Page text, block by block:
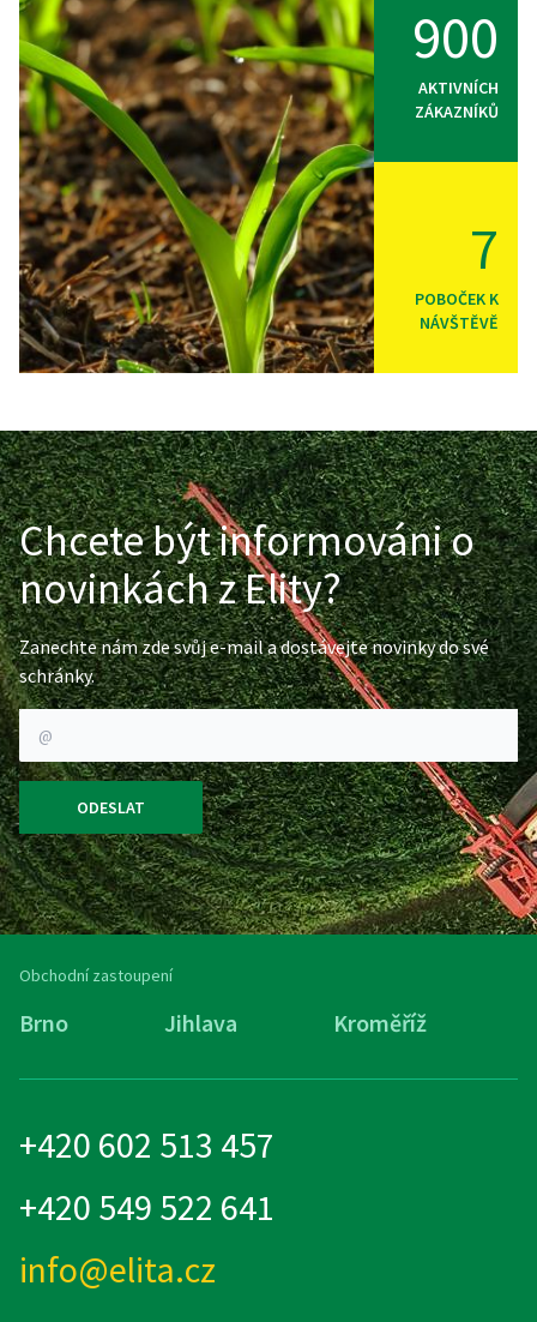
7
POBOČEK K
NÁVŠTĚVĚ
900
AKTIVNÍCH
ZÁKAZNÍKŮ
Chcete být informováni o
novinkách z Elity?
Zanechte nám zde svůj e-mail a dostávejte novinky do své
schránky.
ODESLAT
Obchodní zastoupení
Brno Jihlava Kroměříž
+420 602 513 457
+420 549 522 641
info@elita.cz